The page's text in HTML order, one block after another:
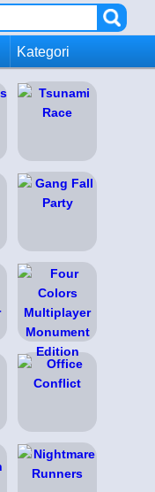
Kategori